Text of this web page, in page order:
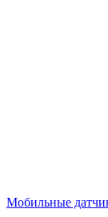
Мобильные